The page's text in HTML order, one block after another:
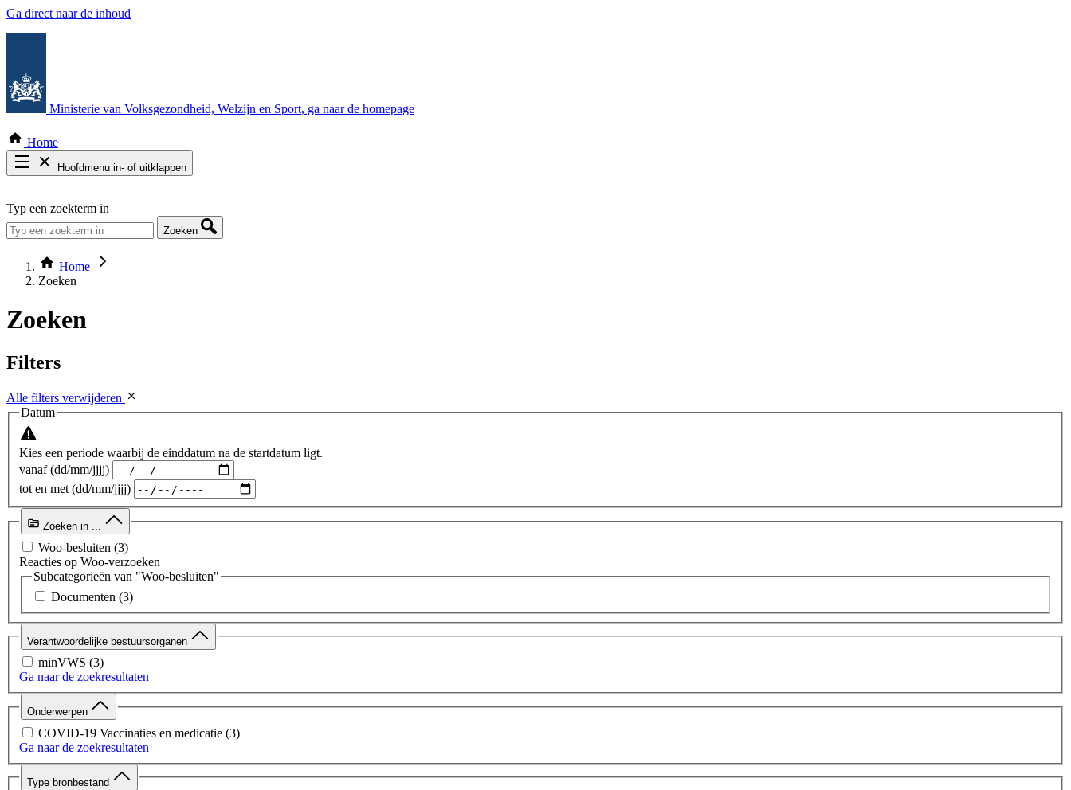
Ga direct naar de inhoud
Ministerie van Volksgezondheid, Welzijn en Sport, ga naar de homepage
Home
Hoofdmenu in- of uitklappen
Thema COVID-19
Bekijk per bestuursorgaan
Typ een zoekterm in
Zoeken
Home
Zoeken
Zoeken
Filters
Alle filters verwijderen
Datum
Kies een periode waarbij de einddatum na de startdatum ligt.
vanaf (dd/mm/jjjj)
tot en met (dd/mm/jjjj)
Zoeken in ...
Woo-besluiten (3)
Reacties op Woo-verzoeken
Subcategorieën van "Woo-besluiten"
Documenten (3)
Verantwoordelijke bestuursorganen
minVWS (3)
Ga naar de zoekresultaten
Onderwerpen
COVID-19 Vaccinaties en medicatie (3)
Ga naar de zoekresultaten
Type bronbestand